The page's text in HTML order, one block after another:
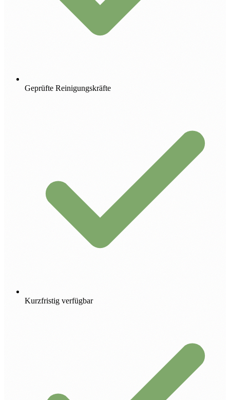
Geprüfte Reinigungskräfte
Kurzfristig verfügbar